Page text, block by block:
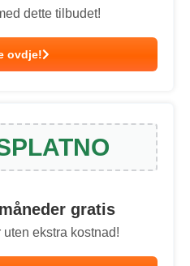
dette tilbudet!
ovdje!
gratis
ekstra kostnad!